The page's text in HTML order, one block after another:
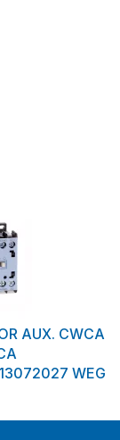
AUX. CWCA
WEG